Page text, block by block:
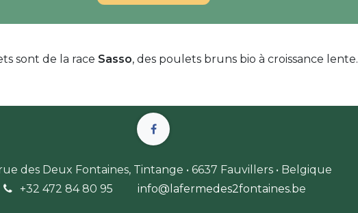
sont de la race Sasso, des poulets bruns bio à croissance lente.
des Deux Fontaines, Tintange • 6637 Fauvillers • Belgique
+32 472 84 80 95 info@lafermedes2fontaines.be